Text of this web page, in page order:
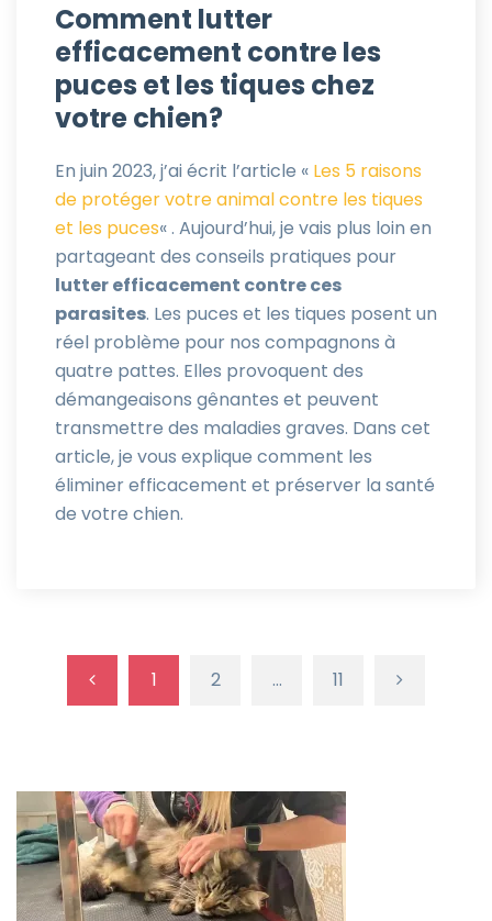
Comment lutter
efficacement contre les
puces et les tiques chez
votre chien?
En juin 2023, j’ai écrit l’article « Les 5 raisons
de protéger votre animal contre les tiques
et les puces« . Aujourd’hui, je vais plus loin en
partageant des conseils pratiques pour
lutter efficacement contre ces
parasites. Les puces et les tiques posent un
réel problème pour nos compagnons à
quatre pattes. Elles provoquent des
démangeaisons gênantes et peuvent
transmettre des maladies graves. Dans cet
article, je vous explique comment les
éliminer efficacement et préserver la santé
de votre chien.
1 2 … 11